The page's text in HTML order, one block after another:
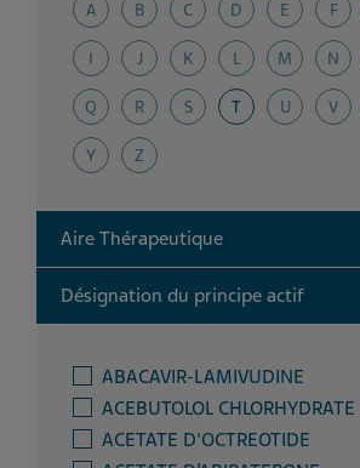
A B C D E F
I J K L M N
Q R S T U V
Y Z
Aire Thérapeutique
Désignation du principe actif
ABACAVIR-LAMIVUDINE
ACEBUTOLOL CHLORHYDRATE
ACETATE D'OCTREOTIDE